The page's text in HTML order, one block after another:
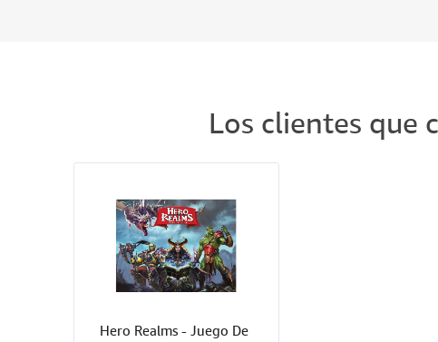
Los clientes que
Hero Realms - Juego De